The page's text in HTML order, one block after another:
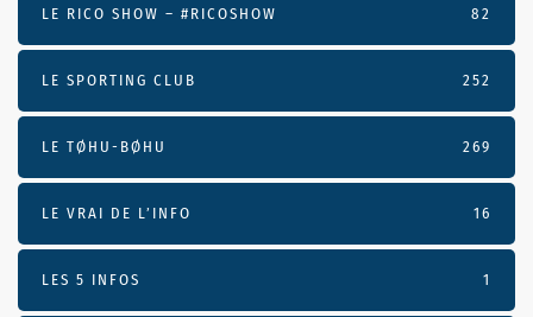
LE RICO SHOW – #RICOSHOW 82
LE SPORTING CLUB 252
LE TØHU-BØHU 269
LE VRAI DE L’INFO 16
LES 5 INFOS 1